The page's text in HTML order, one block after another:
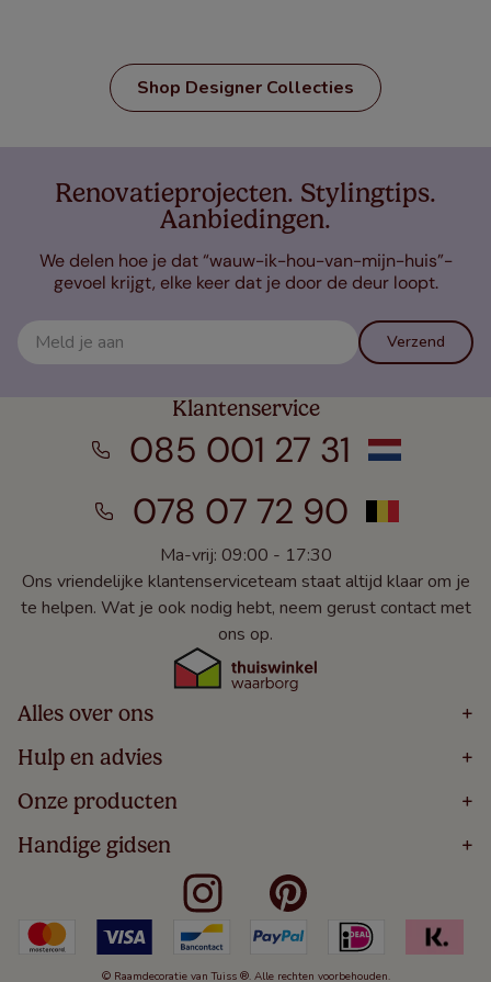
Shop Designer Collecties
Renovatieprojecten. Stylingtips.
Aanbiedingen.
We delen hoe je dat “wauw-ik-hou-van-mijn-huis”-
gevoel krijgt, elke keer dat je door de deur loopt.
Verzend
Klantenservice
085 001 27 31
078 07 72 90
Ma-vrij: 09:00 - 17:30
Ons vriendelijke klantenserviceteam staat altijd klaar om je
te helpen. Wat je ook nodig hebt, neem gerust contact met
ons op.
Alles over ons +
Home
Over
Bestellen
Winacties
Veelgestelde Vragen
Hulp en advies +
Volg Je Bestelling
Levering
5 Jaar Garantie
Algemene Voorwaarden
Kindveiligheid
Cookies
Herroepingsrecht
Onze producten +
Houten Jaloezieën
Rolgordijnen
Verticale Jaloezieën
Duo Rolgordijnen
Duo Plisségordijnen
Handige gidsen +
Meten Voor Raamdecoratie
Badkamer Raamdecoratie
Slaapkamer Raamdecoratie
Keuken Raamdecoratie
© Raamdecoratie van Tuiss ®. Alle rechten voorbehouden.